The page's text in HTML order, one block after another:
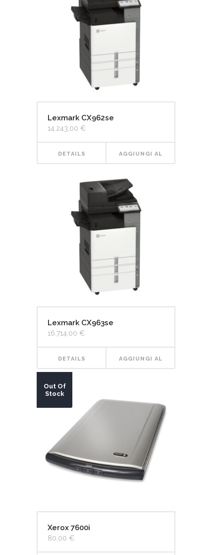
Lexmark CX962se
14.243,00 €
DETAILS AGGIUNGI AL
Lexmark CX963se
16.714,00 €
DETAILS AGGIUNGI AL
Out Of
Stock
Xerox 7600i
80,00 €